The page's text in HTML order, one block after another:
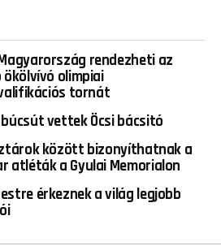
rendezheti az
olimpiai
tornát
búcsút vettek Öcsi bácsitó
között bizonyíthatnak a
atléták a Gyulai Memorialon
érkeznek a világ legjobb